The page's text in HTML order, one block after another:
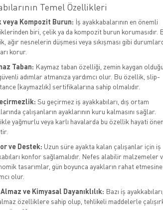
Temel Özellikleri
veya Kompozit Burun: İş ayakkabalarının en önemli
biri, çelik ya da kompozit burun korumasıdır.
ağır nesnelerin düşmesi veya sıkışması gibi
korur.
Taban: Kaymaz taban özelliği, zemin kaygan
adımlar atmanıza yardımcı olur. Bu özellik, slip-
(kaymazlık) sertifikalarına sahip olmalıdır.
Su geçirmez iş ayakkabıları, dış ortam
çalışanların ayaklarının kuru kalmasını sağlar.
yağmurlu veya karlı havalarda bu özellik hayati
ve Destek: Uzun süre ayakta kalan çalışanlar için iş
konfor sağlamalıdır. Nefes alabilir malzemeler
tasarımlar, gün boyunca ayakların rahat etmesine
olur.
ve Kimyasal Dayanıklılık: Bazı iş ayakkabıları,
özelliklere sahip olup, tehlikeli maddelerle